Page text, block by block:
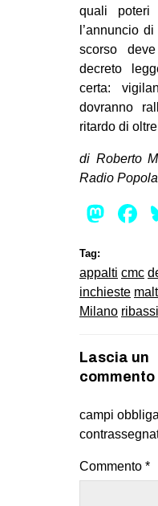
quali
l’annuncio
scorso
decreto
certa:
dovranno
ritardo di
di Roberto
Radio
Tag:
appalti cmc
inchieste
Milano ribassi
Lascia un
commento
campi
Commento *